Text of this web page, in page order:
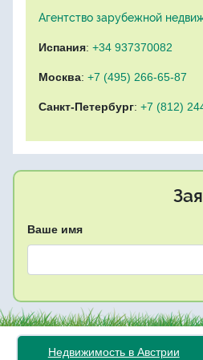
Агентство зарубежной
Испания: +34 937370082
Москва: +7 (495) 266-65-87
Санкт-Петербург: +7 (812)
Ваше имя
Недвижимость в Австрии